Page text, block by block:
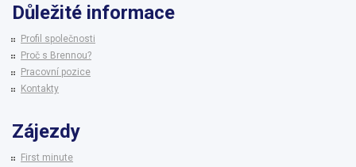
Důležité informace
Profil společnosti
Proč s Brennou?
Pracovní pozice
Kontakty
Zájezdy
First minute